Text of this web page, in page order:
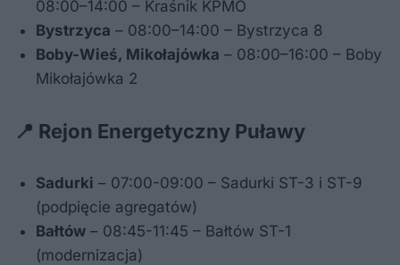
08:00–14:00 – Kraśnik KPMO
Bystrzyca – 08:00–14:00 – Bystrzyca 8
Boby-Wieś, Mikołajówka – 08:00–16:00 – Boby
Mikołajówka 2
📍 Rejon Energetyczny Puławy
Sadurki – 07:00-09:00 – Sadurki ST-3 i ST-9
(podpięcie agregatów)
Bałtów – 08:45-11:45 – Bałtów ST-1
(modernizacja)